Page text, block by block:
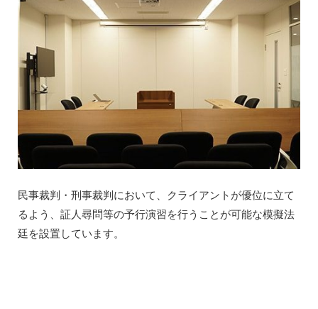
民事裁判・刑事裁判において、クライアントが優位に立て
るよう、証人尋問等の予行演習を行うことが可能な模擬法
廷を設置しています。